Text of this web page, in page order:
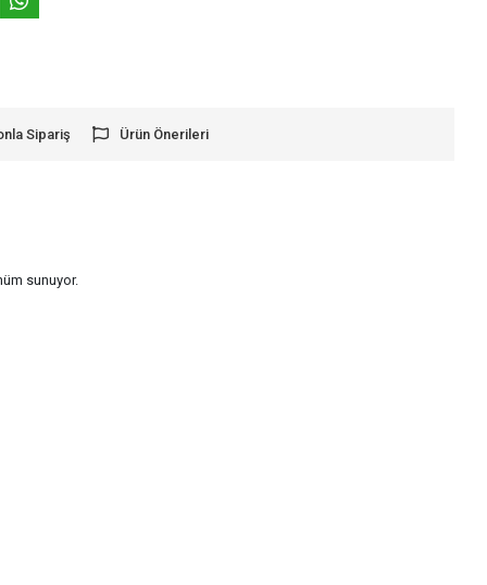
Sipariş Ürün Önerileri
sunuyor.